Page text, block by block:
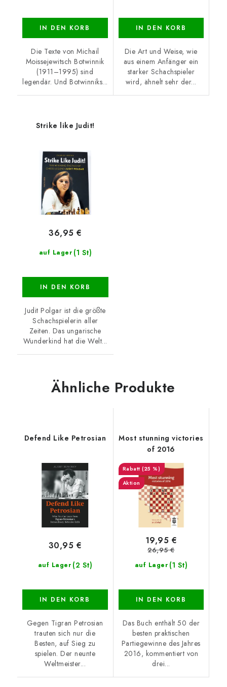
IN DEN KORB
Die Texte von Michail
Moissejewitsch Botwinnik
(1911–1995) sind
legendär. Und Botwinniks...
IN DEN KORB
Die Art und Weise, wie
aus einem Anfänger ein
starker Schachspieler
wird, ähnelt sehr der...
Strike like Judit!
auf Lager (1 St)
36,95 €
IN DEN KORB
Judit Polgar ist die größte
Schachspielerin aller
Zeiten. Das ungarische
Wunderkind hat die Welt...
Ähnliche Produkte
Defend Like Petrosian
auf Lager (2 St)
30,95 €
IN DEN KORB
Gegen Tigran Petrosian
trauten sich nur die
Besten, auf Sieg zu
spielen. Der neunte
Weltmeister...
Most stunning victories
of 2016
(25 %)
Aktion
auf Lager (1 St)
19,95 €
26,95 €
IN DEN KORB
Das Buch enthält 50 der
besten praktischen
Partiegewinne des Jahres
2016, kommentiert von
drei...